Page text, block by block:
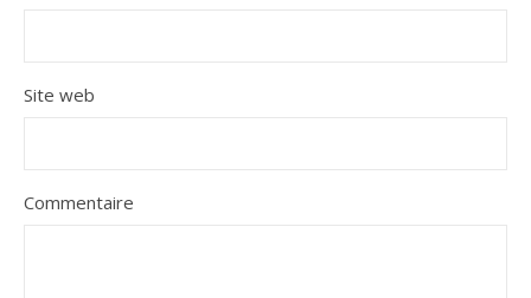
Site web
Commentaire